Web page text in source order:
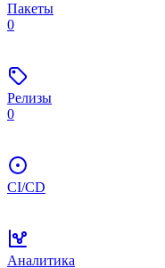
Пакеты
0
Релизы
0
CI/CD
Аналитика